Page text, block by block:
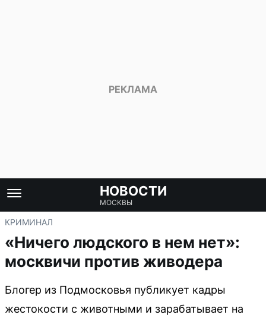
НОВОСТИ
МОСКВЫ
КРИМИНАЛ
«Ничего людского в нем нет»:
москвичи против живодера
Блогер из Подмосковья публикует кадры
жестокости с животными и зарабатывает на